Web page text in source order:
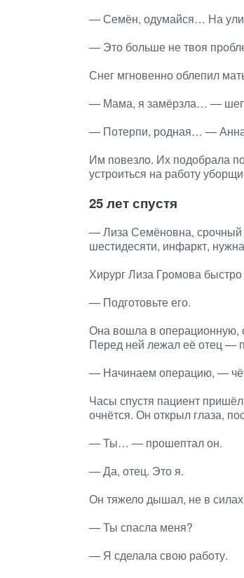
— Семён, одумайся… На
— Это больше не твоя
Снег мгновенно облепил
— Мама, я замёрзла… —
— Потерпи, родная… — Анна
Им повезло. Их подобрала
устроиться на работу
25 лет спустя
— Лиза Семёновна, срочный
шестидесяти, инфаркт,
Хирург Лиза Громова быстро
— Подготовьте его.
Она вошла в операционную,
Перед ней лежал её отец —
— Начинаем операцию, —
Часы спустя пациент
очнётся. Он открыл глаза,
— Ты… — прошептал он.
— Да, отец. Это я.
Он тяжело дышал, не в силах
— Ты спасла меня?
— Я сделала свою работу.